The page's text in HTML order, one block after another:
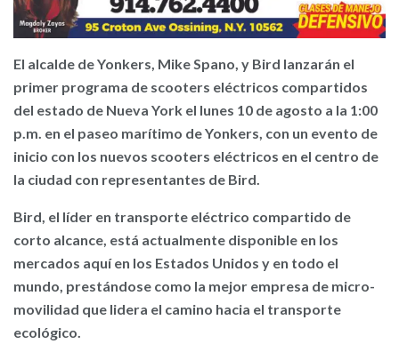
El alcalde de Yonkers, Mike Spano, y Bird lanzarán el
primer programa de scooters eléctricos compartidos
del estado de Nueva York el lunes 10 de agosto a la 1:00
p.m. en el paseo marítimo de Yonkers, con un evento de
inicio con los nuevos scooters eléctricos en el centro de
la ciudad con representantes de Bird.
Bird, el líder en transporte eléctrico compartido de
corto alcance, está actualmente disponible en los
mercados aquí en los Estados Unidos y en todo el
mundo, prestándose como la mejor empresa de micro-
movilidad que lidera el camino hacia el transporte
ecológico.